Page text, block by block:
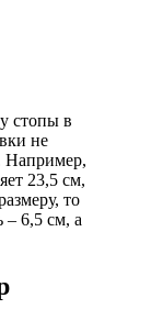
стопы в
не
Например,
23,5 см,
то
– 6,5 см, а